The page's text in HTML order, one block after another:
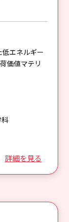
エネルギー
価値マテリ
詳細を見る